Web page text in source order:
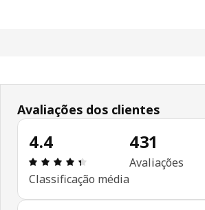
Avaliações dos clientes
4.4
Avaliações: 4.4 de 5
Classificação média
431
Avaliações